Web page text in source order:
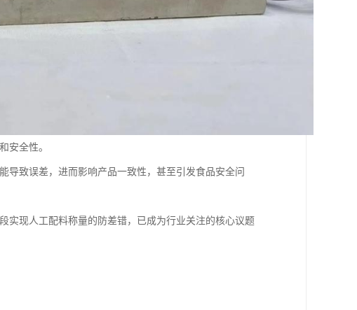
安全性。
导致误差，进而影响产品一致性，甚至引发食品安全问
实现人工配料称量的防差错，已成为行业关注的核心议题